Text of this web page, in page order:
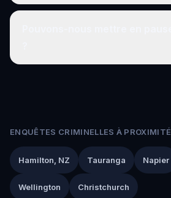
ENQUÊTES CRIMINELLES À PROXIMITÉ
Hamilton, NZ Tauranga Napier
Wellington Christchurch